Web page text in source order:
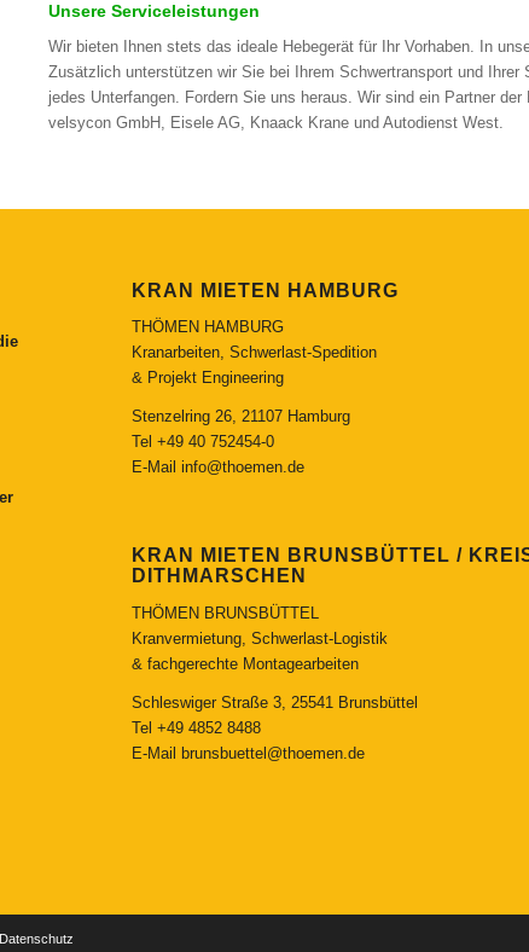
Unsere Serviceleistungen
Wir bieten Ihnen stets das ideale Hebegerät für Ihr Vorhaben. In
Zusätzlich unterstützen wir Sie bei Ihrem Schwertransport und
jedes Unterfangen. Fordern Sie uns heraus. Wir sind ein Partner
velsycon GmbH, Eisele AG, Knaack Krane und Autodienst West.
KRAN MIETEN HAMBURG
THÖMEN HAMBURG
Kranarbeiten, Schwerlast-Spedition
& Projekt Engineering
Stenzelring 26, 21107 Hamburg
Tel +49 40 752454-0
E-Mail info@thoemen.de
KRAN MIETEN BRUNSBÜTTEL /
DITHMARSCHEN
THÖMEN BRUNSBÜTTEL
Kranvermietung, Schwerlast-Logistik
& fachgerechte Montagearbeiten
Schleswiger Straße 3, 25541 Brunsbüttel
Tel +49 4852 8488
E-Mail brunsbuettel@thoemen.de
Datenschutz